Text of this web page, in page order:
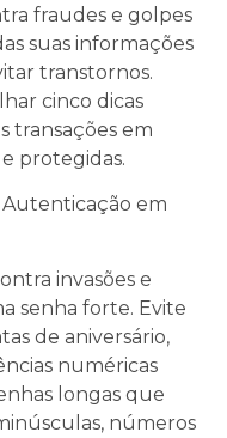
fraudes e golpes
suas informações
transtornos.
cinco dicas
transações em
protegidas.
Autenticação em
invasões e
senha forte. Evite
de aniversário,
numéricas
longas que
números